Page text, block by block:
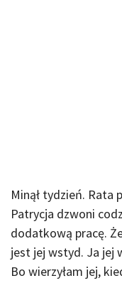
Minął tydzień. Rata
Patrycja dzwoni
dodatkową pracę.
jest jej wstyd. Ja jej
Bo wierzyłam jej,